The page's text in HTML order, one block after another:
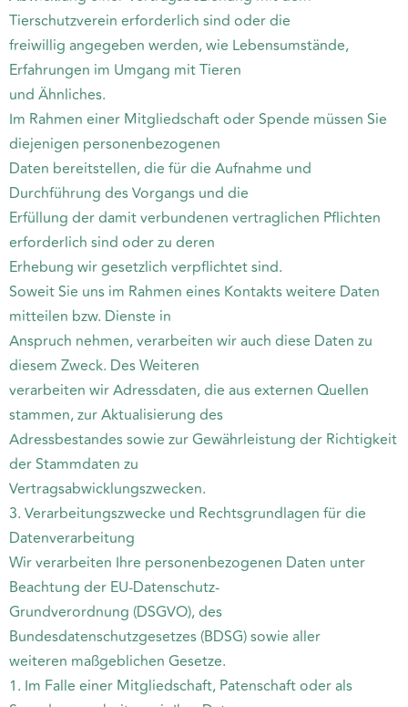
Tierschutzverein erforderlich sind oder die
freiwillig angegeben werden, wie Lebensumstände,
Erfahrungen im Umgang mit Tieren
und Ähnliches.
Im Rahmen einer Mitgliedschaft oder Spende müssen Sie
diejenigen personenbezogenen
Daten bereitstellen, die für die Aufnahme und
Durchführung des Vorgangs und die
Erfüllung der damit verbundenen vertraglichen Pflichten
erforderlich sind oder zu deren
Erhebung wir gesetzlich verpflichtet sind.
Soweit Sie uns im Rahmen eines Kontakts weitere Daten
mitteilen bzw. Dienste in
Anspruch nehmen, verarbeiten wir auch diese Daten zu
diesem Zweck. Des Weiteren
verarbeiten wir Adressdaten, die aus externen Quellen
stammen, zur Aktualisierung des
Adressbestandes sowie zur Gewährleistung der Richtigkeit
der Stammdaten zu
Vertragsabwicklungszwecken.
3. Verarbeitungszwecke und Rechtsgrundlagen für die
Datenverarbeitung
Wir verarbeiten Ihre personenbezogenen Daten unter
Beachtung der EU-Datenschutz-
Grundverordnung (DSGVO), des
Bundesdatenschutzgesetzes (BDSG) sowie aller
weiteren maßgeblichen Gesetze.
1. Im Falle einer Mitgliedschaft, Patenschaft oder als